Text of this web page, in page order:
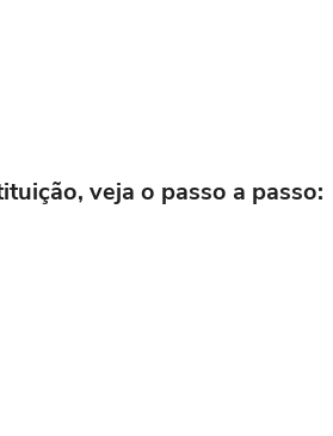
veja o passo a passo: